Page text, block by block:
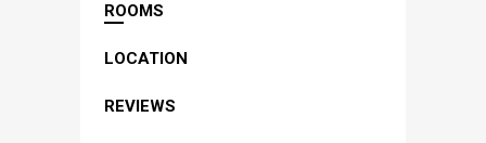
ROOMS
LOCATION
REVIEWS